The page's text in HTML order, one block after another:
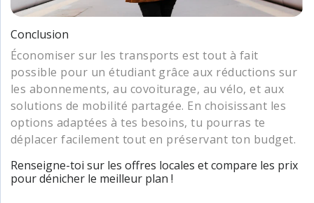
Conclusion
Économiser sur les transports est tout à fait
possible pour un étudiant grâce aux réductions sur
les abonnements, au covoiturage, au vélo, et aux
solutions de mobilité partagée. En choisissant les
options adaptées à tes besoins, tu pourras te
déplacer facilement tout en préservant ton budget.
Renseigne-toi sur les offres locales et compare les prix
pour dénicher le meilleur plan !